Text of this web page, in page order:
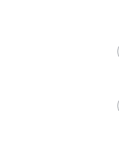
ιδιοκτήτες
έσοδα. Για
γίνονται